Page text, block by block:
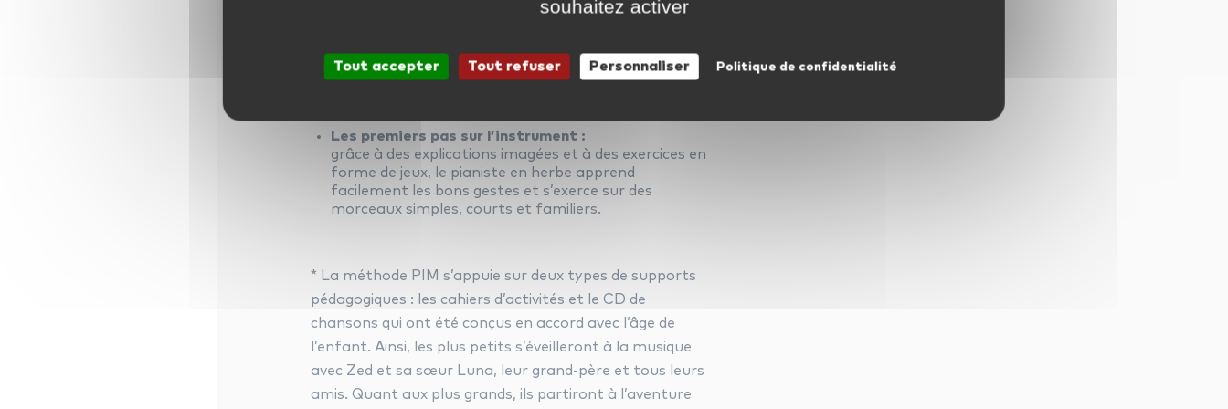
quelle différence entre une flûte et un hautbois ? A
travers le son et l’image, l’enfant apprend à identifier
Les premiers pas sur l’instrument :
grâce à des explications imagées et à des exercices en
forme de jeux, le pianiste en herbe apprend
facilement les bons gestes et s’exerce sur des
morceaux simples, courts et familiers.
* La méthode PIM s’appuie sur deux types de supports
pédagogiques : les cahiers d’activités et le CD de
chansons qui ont été conçus en accord avec l’âge de
l’enfant. Ainsi, les plus petits s’éveilleront à la musique
avec Zed et sa sœur Luna, leur grand-père et tous leurs
amis. Quant aux plus grands, ils partiront à l’aventure
souhaitez activer
Tout accepter Tout refuser Personnaliser Politique de confidentialité